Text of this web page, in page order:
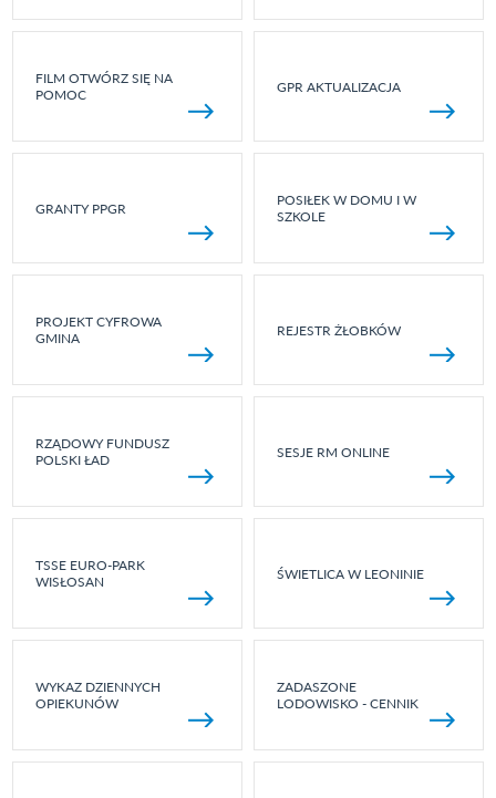
FILM OTWÓRZ SIĘ NA
POMOC
GPR AKTUALIZACJA
GRANTY PPGR
POSIŁEK W DOMU I W
SZKOLE
PROJEKT CYFROWA
GMINA
REJESTR ŻŁOBKÓW
RZĄDOWY FUNDUSZ
POLSKI ŁAD
SESJE RM ONLINE
TSSE EURO-PARK
WISŁOSAN
ŚWIETLICA W LEONINIE
WYKAZ DZIENNYCH
OPIEKUNÓW
ZADASZONE
LODOWISKO - CENNIK